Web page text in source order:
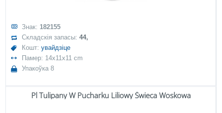
Знак: 182155
Складскія запасы:44,
Кошт:увайдзіце
Памер: 14x11x11 cm
Упакоўка 8
Pl Tulipany W Pucharku Liliowy Świeca Woskowa